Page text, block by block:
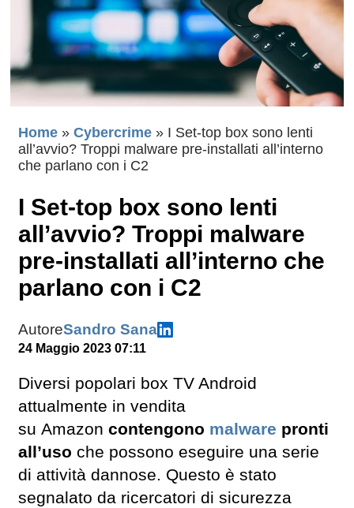
Home » Cybercrime » I Set-top box sono lenti
all’avvio? Troppi malware pre-installati all’interno
che parlano con i C2
I Set-top box sono lenti
all’avvio? Troppi malware
pre-installati all’interno che
parlano con i C2
AutoreSandro Sana
24 Maggio 2023 07:11
Diversi popolari box TV Android
attualmente in vendita
su Amazon contengono malware pronti
all’uso che possono eseguire una serie
di attività dannose. Questo è stato
segnalato da ricercatori di sicurezza